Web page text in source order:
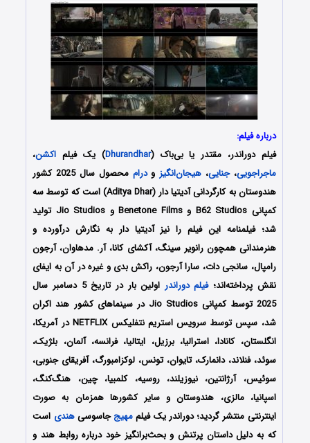
درباره فیلم:
فیلم دوراندر، مقتدر یا بی‌باک (Dhurandhar) یک فیلم اکشن،
ماجراجویی،جنایی، هیجان‌انگیز ودرام
محصول سال 2025 کشور
هندوستان به کارگردانی آدیتیا دار (Aditya Dhar) است که توسط سه
کمپانی‌ B62 Studios و Benetone Films و Jio Studios تولید
شد؛ فیلمنامه این فیلم را نیز آدیتیا داربه نگارش درآورده و
هنرمندانی همچونرانویر سینگ، آکشای کانا، آر. مدهاوان، آرجون
رامپال، سانجی دات، سارا آرجون، راکش بدیو غیره در آن به ایفای
نقش پرداخته‌اند؛فیلم دوراندر
اولین بار در تاریخ 5 دسامبر سال
2025
توسط کمپانی‌ Jio Studios در سینماهای کشور هند اکران
شد، سپس توسط سرویس استریم نتفلیکس NETFLIX در آمریکا،
انگلستان، کانادا، استرالیا، برزیل، ایتالیا، فرانسه، آلمان، بلژیک،
سوئد، فنلاند، دانمارک، تایوان، تونس، لوکزامبورگ، آفریقای جنوبی،
سوئیس، آرژانتین، نیوزیلند، روسیه، کلمبیا، چین، هنگ‌کنگ،
اسپانیا، مالزی، هندوستان و سایر کشورها همزمان به صورت
اینترنتی منتشر گردید؛دوراندر یک فیلممهیججاسوسیهندی است
که به دلیل داستان پرتنش و بحث‌برانگیز خود درباره روابط هند و